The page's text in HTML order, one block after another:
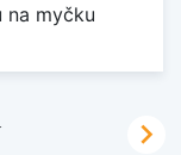
na myčku
